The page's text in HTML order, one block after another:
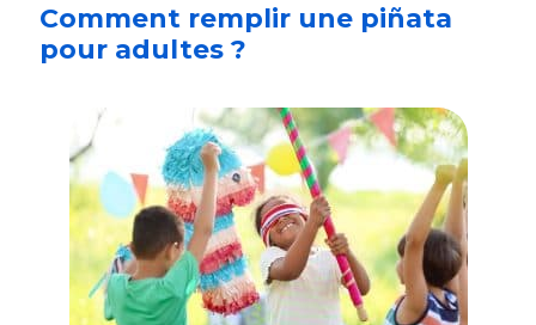
Comment remplir une piñata
pour adultes ?